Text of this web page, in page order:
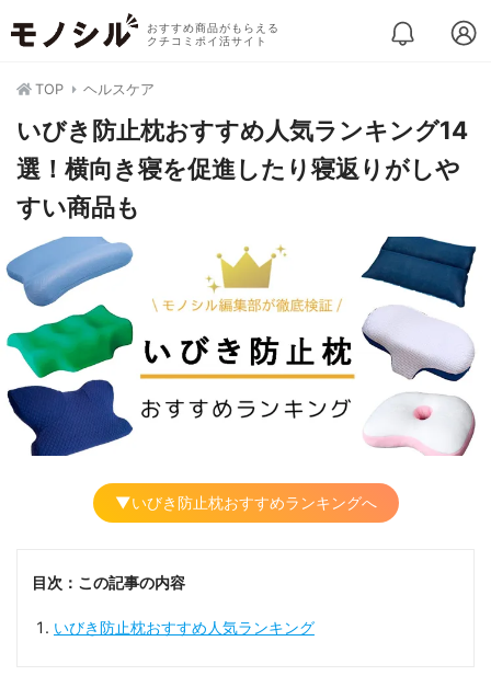
おすすめ商品がもらえる
クチコミポイ活サイト
TOP ヘルスケア
いびき防止枕おすすめ人気ランキング14
選！横向き寝を促進したり寝返りがしや
すい商品も
▼いびき防止枕おすすめランキングへ
目次：この記事の内容
いびき防止枕おすすめ人気ランキング